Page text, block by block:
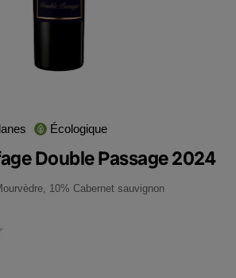
Écologique
Double Passage 2024
10% Cabernet sauvignon